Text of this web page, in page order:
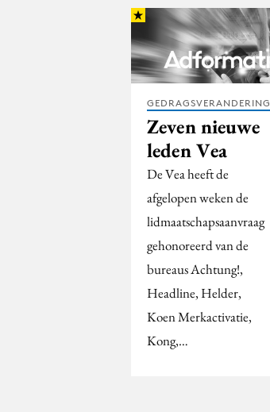
GEDRAGSVERANDERING
Zeven nieuwe
leden Vea
De Vea heeft de
afgelopen weken de
lidmaatschapsaanvraag
gehonoreerd van de
bureaus Achtung!,
Headline, Helder,
Koen Merkactivatie,
Kong,…